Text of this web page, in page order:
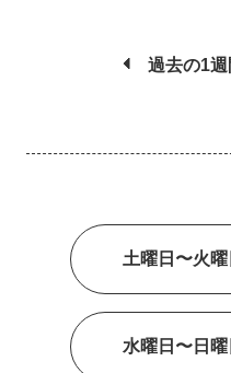
過去の1
土曜日〜火
水曜日〜日